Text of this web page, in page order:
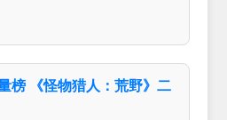
榜 《怪物猎人：荒野》二